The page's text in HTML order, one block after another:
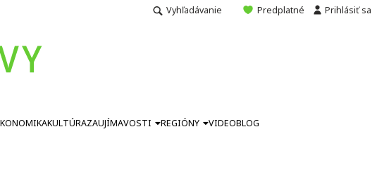
Vyhľadávanie Predplatné Prihlásiť sa
KULTÚRAZAUJÍMAVOSTI REGIÓNY VIDEOBLOG